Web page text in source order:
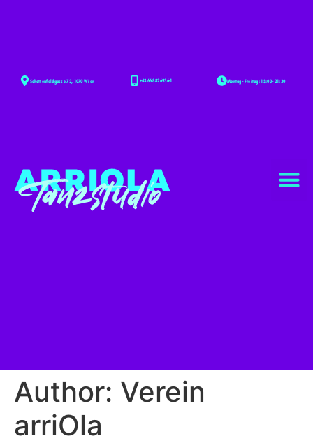
Schottenfeldgasse 72, 1070 Wien +43 668 826936-1 Montag - Freitag: 15:00 - 21:30
Author: Verein
arriOla